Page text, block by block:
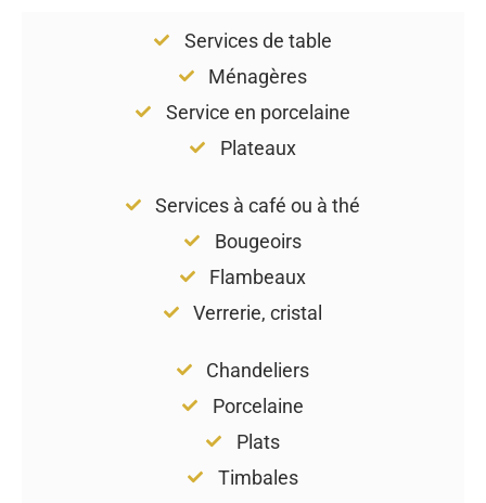
Services de table
Ménagères
Service en porcelaine
Plateaux
Services à café ou à thé
Bougeoirs
Flambeaux
Verrerie, cristal
Chandeliers
Porcelaine
Plats
Timbales